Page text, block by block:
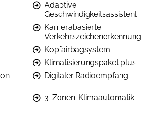
Adaptive
Geschwindigkeitsassistent
Kamerabasierte
Verkehrszeichenerkennung
Kopfairbagsystem
Klimatisierungspaket plus
Digitaler Radioempfang
3-Zonen-Klimaautomatik